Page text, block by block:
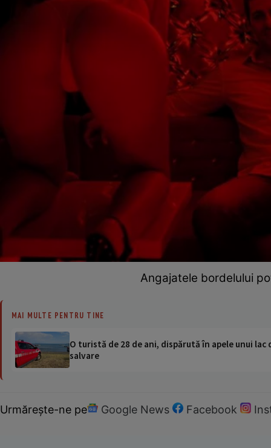
Angajatele bordelului
MAI MULTE PENTRU TINE
O turistă de 28 de ani, dispărută în apele unui
salvare
Urmărește-ne pe Google News Facebook